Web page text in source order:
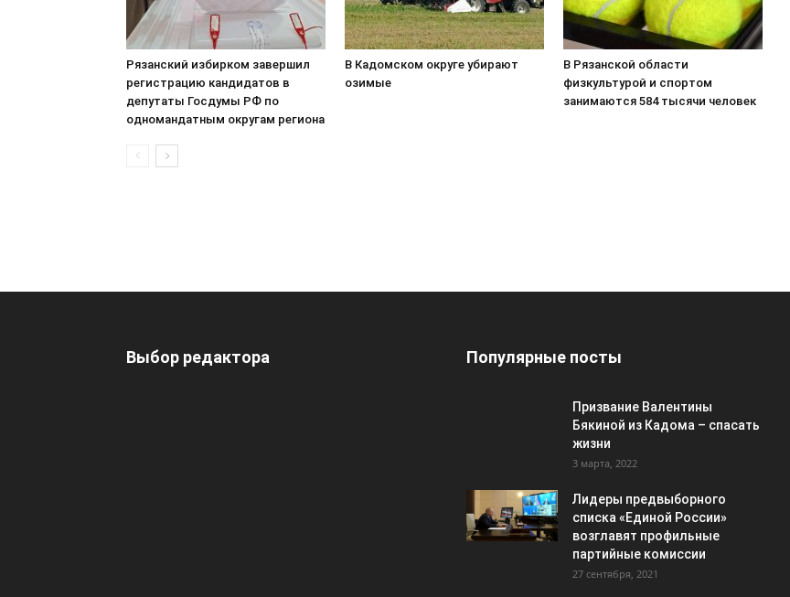
Рязанский избирком завершил
регистрацию кандидатов в
депутаты Госдумы РФ по
одномандатным округам региона
В Кадомском округе убирают
озимые
В Рязанской области
физкультурой и спортом
занимаются 584 тысячи человек
Выбор редактора Популярные посты
Призвание Валентины
Бякиной из Кадома – спасать
жизни
3 марта, 2022
Лидеры предвыборного
списка «Единой России»
возглавят профильные
партийные комиссии
27 сентября, 2021